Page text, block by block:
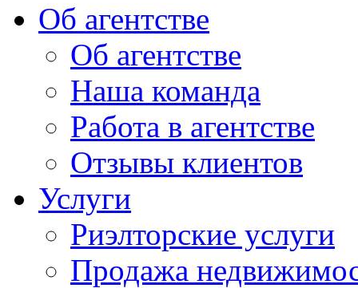
Об агентстве
Об агентстве
Наша команда
Работа в агентстве
Отзывы клиентов
Услуги
Риэлторские услуги
Продажа